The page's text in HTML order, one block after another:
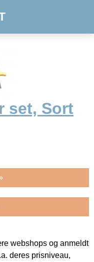
set, Sort
webshops og anmeldt
deres prisniveau,